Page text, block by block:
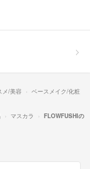
メ/美容
ベースメイク/化粧
マスカラ
FLOWFUSHIの